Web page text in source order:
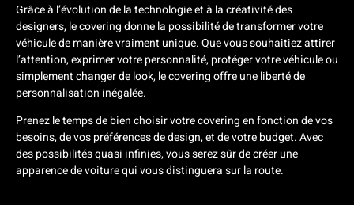
Grâce à l’évolution de la technologie et à la créativité des
designers, le covering donne la possibilité de transformer votre
véhicule de manière vraiment unique. Que vous souhaitiez attirer
l’attention, exprimer votre personnalité, protéger votre véhicule ou
simplement changer de look, le covering offre une liberté de
personnalisation inégalée.
Prenez le temps de bien choisir votre covering en fonction de vos
besoins, de vos préférences de design, et de votre budget. Avec
des possibilités quasi infinies, vous serez sûr de créer une
apparence de voiture qui vous distinguera sur la route.